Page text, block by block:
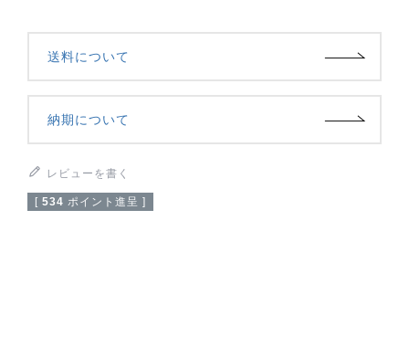
送料について
納期について
レビューを書く
[ 534 ポイント進呈 ]